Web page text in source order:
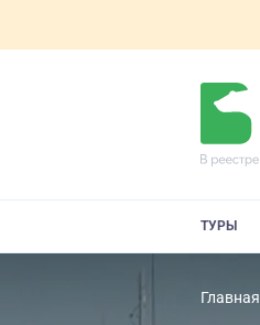
ТУРЫ
Главная